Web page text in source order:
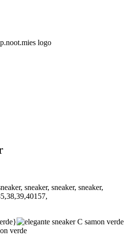
sneaker, sneaker, sneaker,